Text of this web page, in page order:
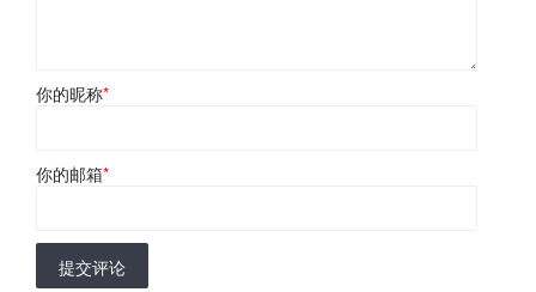
你的昵称*
你的邮箱*
提交评论